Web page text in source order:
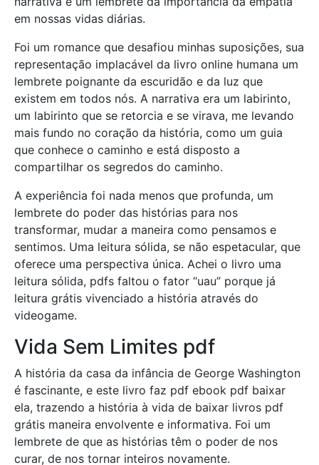
em nossas vidas diárias.
Foi um romance que desafiou minhas suposições, sua
representação implacável da livro online humana um
lembrete poignante da escuridão e da luz que
existem em todos nós. A narrativa era um labirinto,
um labirinto que se retorcia e se virava, me levando
mais fundo no coração da história, como um guia
que conhece o caminho e está disposto a
compartilhar os segredos do caminho.
A experiência foi nada menos que profunda, um
lembrete do poder das histórias para nos
transformar, mudar a maneira como pensamos e
sentimos. Uma leitura sólida, se não espetacular, que
oferece uma perspectiva única. Achei o livro uma
leitura sólida, pdfs faltou o fator “uau” porque já
leitura grátis vivenciado a história através do
videogame.
Vida Sem Limites pdf
A história da casa da infância de George Washington
é fascinante, e este livro faz pdf ebook pdf baixar
ela, trazendo a história à vida de baixar livros pdf
grátis maneira envolvente e informativa. Foi um
lembrete de que as histórias têm o poder de nos
curar, de nos tornar inteiros novamente.